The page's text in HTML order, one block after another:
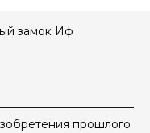
замок Иф
прошлого